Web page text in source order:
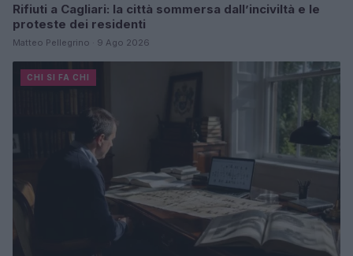
Rifiuti a Cagliari: la città sommersa dall’inciviltà e le
proteste dei residenti
Matteo Pellegrino · 9 Ago 2026
CHI SI FA CHI